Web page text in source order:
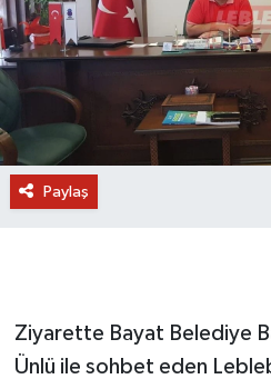
Paylaş
Ziyarette Bayat Belediye
Ünlü ile sohbet eden